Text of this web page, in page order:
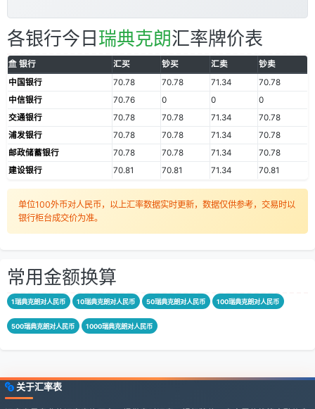
各银行今日 瑞典克朗汇率牌价表
银行 汇买 钞买 汇卖
钞卖
中国银行
70.78 70.78 71.34
70.78
中信银行
70.76 0 0
0
交通银行
70.78 70.78 71.34
70.78
浦发银行
70.78 70.78 71.34
70.78
邮政储蓄银行
70.78 70.78 71.34
70.78
建设银行
70.81 70.81 71.34 70.81
单位100外币对人民币，以上汇率数据实时更新，数据仅供参考，交易时以
银行柜台成交价为准。
常用金额换算
1瑞典克朗对人民币 10瑞典克朗对人民币 50瑞典克朗对人民币 100瑞典克朗对人民币
500瑞典克朗对人民币 1000瑞典克朗对人民币
关于汇率表